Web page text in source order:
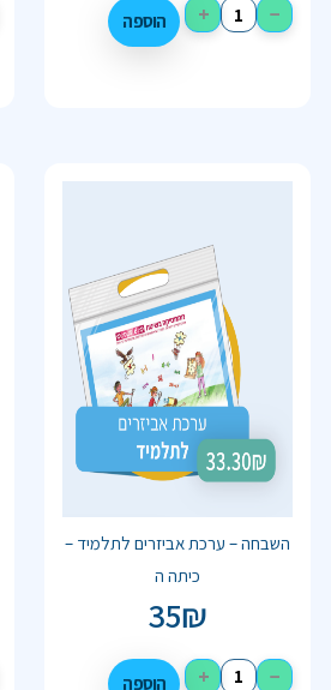
−
+ הוספה
השבחה – ערכת אביזרים לתלמיד –
כיתה ה
35₪
−
+ הוספה